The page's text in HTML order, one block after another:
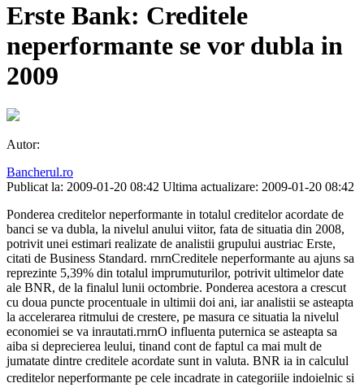
Erste Bank: Creditele
neperformante se vor dubla in
2009
Autor:
Bancherul.ro
Publicat la: 2009-01-20 08:42 Ultima actualizare: 2009-01-20 08:42
Ponderea creditelor neperformante in totalul creditelor acordate de
banci se va dubla, la nivelul anului viitor, fata de situatia din 2008,
potrivit unei estimari realizate de analistii grupului austriac Erste,
citati de Business Standard. rnrnCreditele neperformante au ajuns sa
reprezinte 5,39% din totalul imprumuturilor, potrivit ultimelor date
ale BNR, de la finalul lunii octombrie. Ponderea acestora a crescut
cu doua puncte procentuale in ultimii doi ani, iar analistii se asteapta
la accelerarea ritmului de crestere, pe masura ce situatia la nivelul
economiei se va inrautati.rnrnO influenta puternica se asteapta sa
aiba si deprecierea leului, tinand cont de faptul ca mai mult de
jumatate dintre creditele acordate sunt in valuta. BNR ia in calculul
creditelor neperformante pe cele incadrate in categoriile indoielnic si